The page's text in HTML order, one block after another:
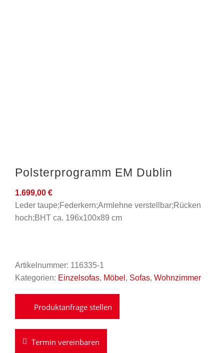
Polsterprogramm EM Dublin
1.699,00 €
Leder taupe;Federkern;Armlehne verstellbar;Rücken
hoch;BHT ca. 196x100x89 cm
Artikelnummer: 116335-1
Kategorien: Einzelsofas, Möbel , Sofas, Wohnzimmer
Termin vereinbaren